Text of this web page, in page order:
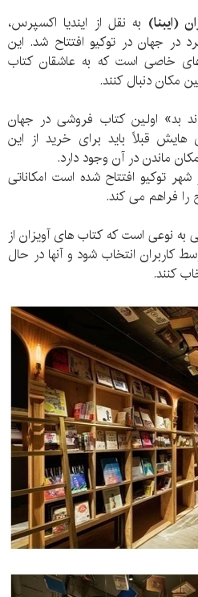
(ایبنا) به نقل از ایندیا اکسپرس،
در جهان در توکیو افتتاح شد. این
های خاصی است که به عاشقان کتاب
مکان دنبال کنند.
بد» اولین کتاب فروشی در جهان
قبلاً باید برای خرید از این
ماندن در آن وجود دارد.
توکیو افتتاح شده است امکاناتی
را فراهم می کند.
به نوعی است که کتاب های آویزان از
کاربران انتخاب شود و آنها در حال
کنند.